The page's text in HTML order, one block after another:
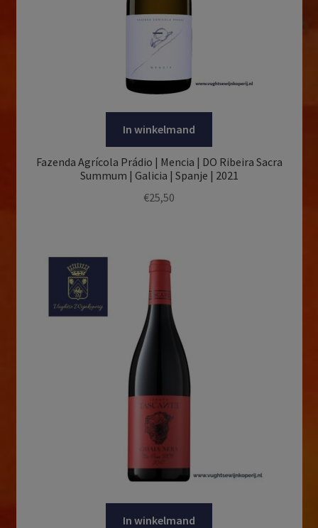
In winkelmand
Fazenda Agrícola Prádio | Mencia | DO Ribeira Sacra
Summum | Galicia | Spanje | 2021
€25,50
In winkelmand